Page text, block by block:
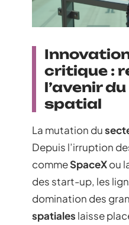
critique :
l’avenir
spatial
La mutation du
Depuis l’irruption
commeSpaceXou
des start-up, les
domination des
spatiales laisse